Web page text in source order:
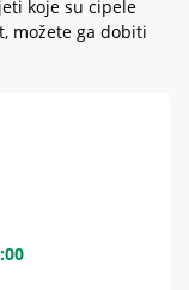
koje su cipele
možete ga dobiti